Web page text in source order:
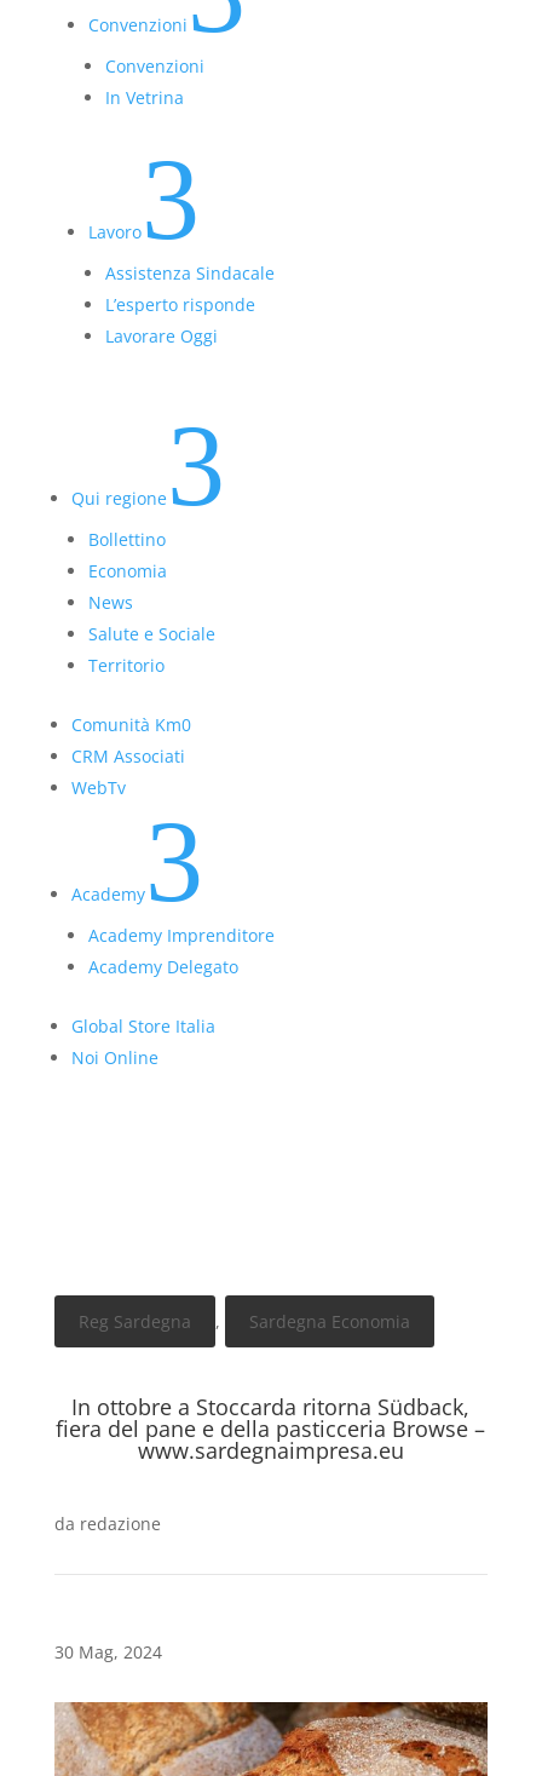
Convenzioni
Convenzioni
In Vetrina
Lavoro3
Assistenza Sindacale
L’esperto risponde
Lavorare Oggi
Qui regione3
Bollettino
Economia
News
Salute e Sociale
Territorio
Comunità Km0
CRM Associati
WebTv
Academy3
Academy Imprenditore
Academy Delegato
Global Store Italia
Noi Online
Reg Sardegna , Sardegna Economia
In ottobre a Stoccarda ritorna Südback,
fiera del pane e della pasticceria Browse –
www.sardegnaimpresa.eu
da redazione
30 Mag, 2024